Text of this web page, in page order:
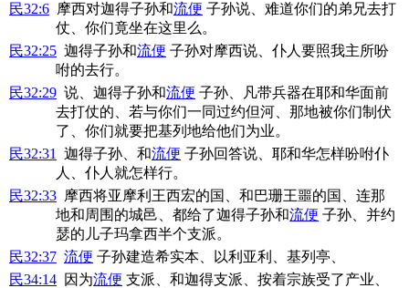
民32:6 摩西对迦得子孙和流便 子孙说、难道你们的弟兄去打
仗、你们竟坐在这里么。
民32:25 迦得子孙和流便 子孙对摩西说、仆人要照我主所吩
咐的去行。
民32:29 说、迦得子孙和流便 子孙、凡带兵器在耶和华面前
去打仗的、若与你们一同过约但河、那地被你们制伏
了、你们就要把基列地给他们为业。
民32:31
迦得子孙、和流便 子孙回答说、耶和华怎样吩咐仆
人、仆人就怎样行。
民32:33 摩西将亚摩利王西宏的国、和巴珊王噩的国、连那
地和周围的城邑、都给了迦得子孙和流便 子孙、并约
瑟的儿子玛拿西半个支派。
民32:37 流便 子孙建造希实本、以利亚利、基列亭、
民34:14 因为流便 支派、和迦得支派、按着宗族受了产业、